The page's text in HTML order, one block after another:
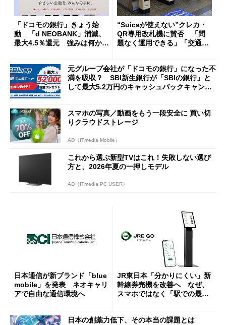
「ドコモの銀行」きょう始
動 「d NEOBANK」消滅、
最大4.5％還元 強みは何か解
“Suicaが使えない”クレカ・
QR専用改札機に賛否 「問
題なく運用できる」「交通系I
元グループ会社が「ドコモの銀行」になった不
満を吸収？ SBI新生銀行が「SBIの銀行」と
して最大5.2万円のキャッシュバックキャンペ
スマホの写真／動画をもう一段安全に 買い切
りクラウドストレージ
AD（ITmedia Mobile）
これから選ぶ新型TVはこれ！失敗しない選び
方と、2026年夏の一押しモデル
AD（ITmedia PC USER）
日本通信が新ブランド「blue
mobile」を発表 ネオキャリ
アで自由な通信環境へ
JR東日本「分かりにくい」新
幹線券売機を改善へ なぜ、
スマホではなく「駅での最短
日本の創薬力低下、その本当の課題とは